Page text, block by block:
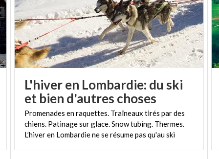
L'hiver en Lombardie: du ski
et bien d'autres choses
Promenades en raquettes. Traîneaux tirés par des
chiens. Patinage sur glace. Snow tubing. Thermes.
L’hiver en Lombardie ne se résume pas qu'au ski